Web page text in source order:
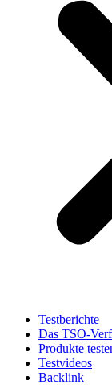
Testberichte
Das TSO-
Produkte
Testvideos
Backlink